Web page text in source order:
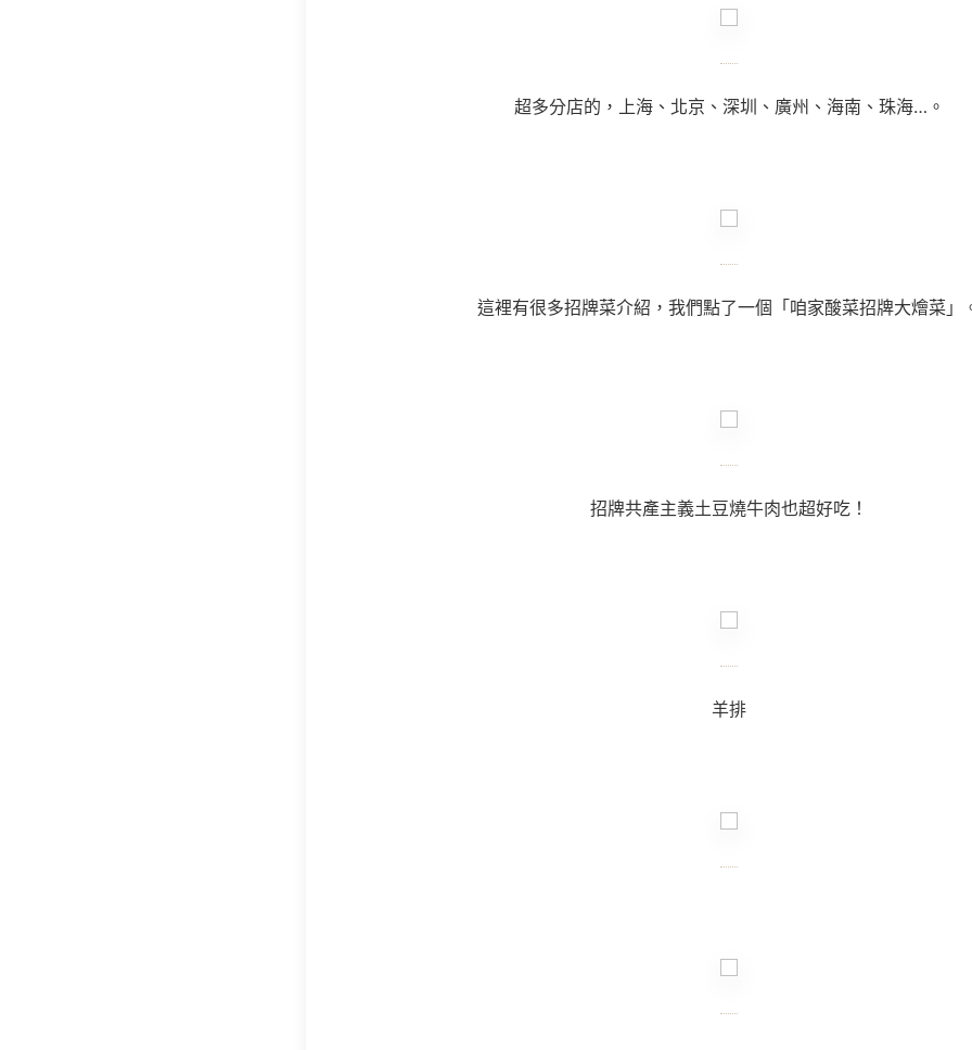
超多分店的，上海、北京、深圳、廣州、海南、珠海…。
這裡有很多招牌菜介紹，我們點了一個「咱家酸菜招牌大燴菜」
招牌共產主義土豆燒牛肉也超好吃！
羊排